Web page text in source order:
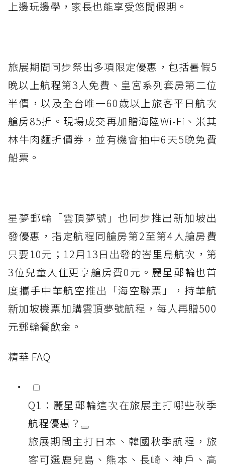
上邊玩邊學，家長也能享受悠閒假期。
旅展期間同步祭出多項限定優惠，包括暑假5
晚以上航程第3人免費、皇宮系列套房第二位
半價，以及全台唯一60歲以上旅客平日航次
艙房85折。現場成交再加贈海陸Wi-Fi、米其
林牛肉麵折價券，並有機會抽中6天5晚免費
船票。
星夢郵輪「雲頂夢號」也同步推出新加坡出
發優惠，指定航程同艙房第2至第4人艙房費
只要10元；12月13日出發的峇里島航次，第
3位兒童入住更享艙房費0元。麗星郵輪也首
度攜手中華航空推出「海空聯票」，持華航
新加坡機票加購雲頂夢號航程，每人再贈500
元郵輪餐飲金。
精華 FAQ
Q1：麗星郵輪這次在旅展主打哪些秋季
航程優惠？
旅展期間主打日本、韓國秋季航程，旅
客可選鹿兒島、熊本、長崎、神戶、高